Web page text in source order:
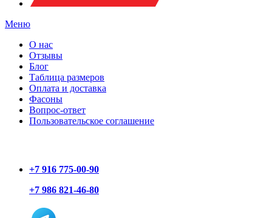
Меню
О нас
Отзывы
Блог
Таблица размеров
Оплата и доставка
Фасоны
Вопрос-ответ
Пользовательское соглашение
+7 916 775-00-90
+7 986 821-46-80